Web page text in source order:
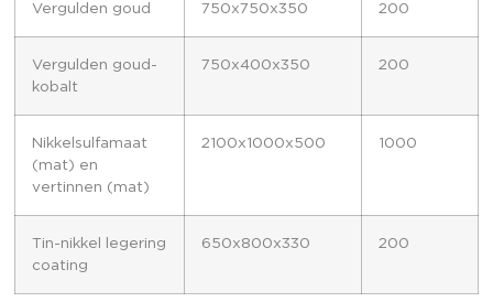
Vergulden goud 750x750x350 200
Vergulden goud-
kobalt
750x400x350 200
Nikkelsulfamaat
(mat) en
vertinnen (mat)
2100x1000x500 1000
Tin-nikkel legering
coating
650x800x330 200